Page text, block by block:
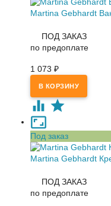
Martina Gebhardt
ПОД ЗАКАЗ
по предоплате
1 073 ₽
Под заказ
Martina Gebhardt
ПОД ЗАКАЗ
по предоплате